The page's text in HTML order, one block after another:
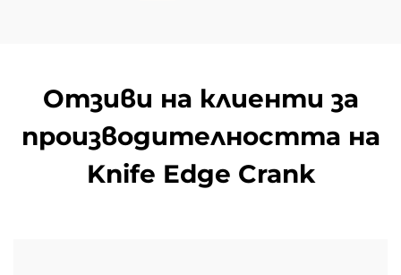
Отзиви на клиенти за
производителността на
Knife Edge Crank